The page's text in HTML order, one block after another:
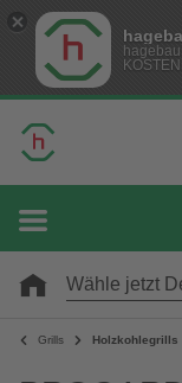
Wähle jetzt
Grills Holzkohlegrills